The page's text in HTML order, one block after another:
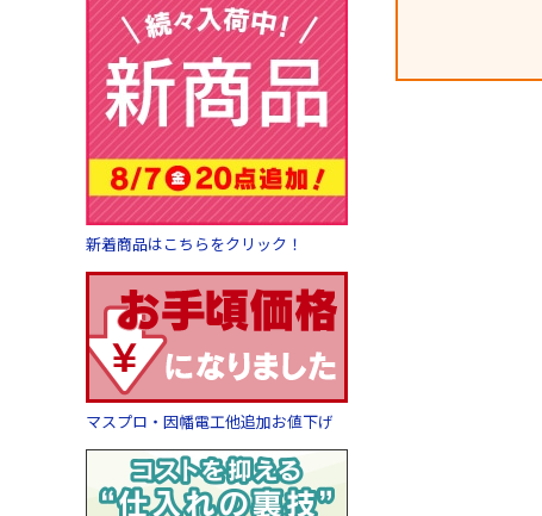
新着商品はこちらをクリック！
マスプロ・因幡電工他追加お値下げ